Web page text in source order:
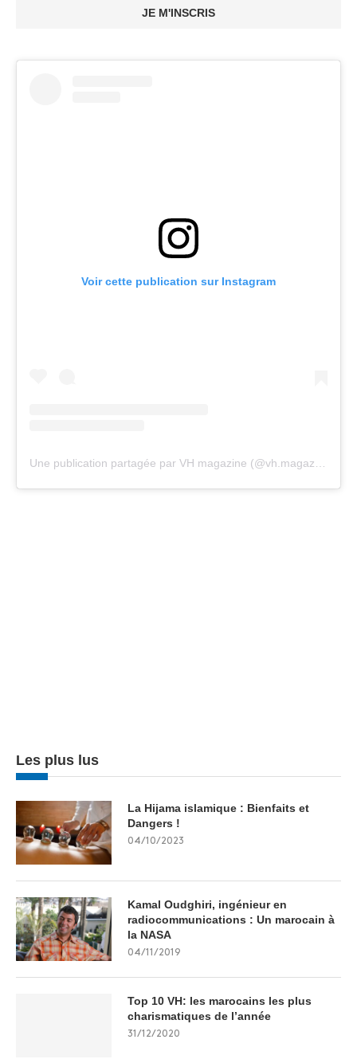
JE M'INSCRIS
Voir cette publication sur Instagram
Une publication partagée par VH magazine (@vh.magazine)
Les plus lus
La Hijama islamique : Bienfaits et
Dangers !
04/10/2023
Kamal Oudghiri, ingénieur en
radiocommunications : Un marocain à
la NASA
04/11/2019
Top 10 VH: les marocains les plus
charismatiques de l’année
31/12/2020